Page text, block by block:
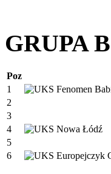
GRUPA B
Poz
1
2
3
4
5
6